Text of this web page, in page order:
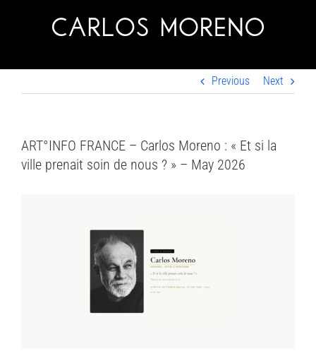
Previous Next
ART°INFO FRANCE – Carlos Moreno : « Et si la
ville prenait soin de nous ? » – May 2026